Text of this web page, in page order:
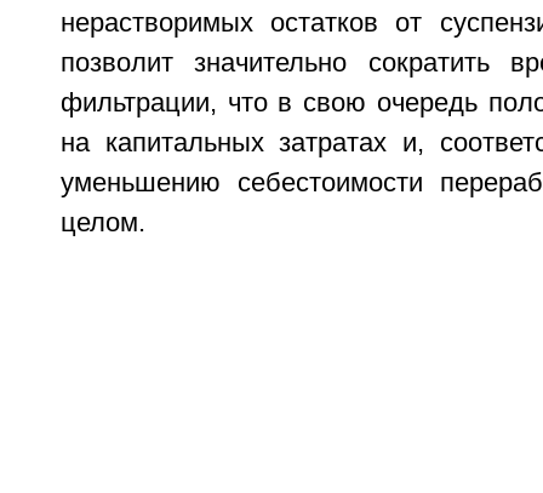
нерастворимых остатков от
позволит значительно сократить
фильтрации, что в свою очередь
на капитальных затратах и,
уменьшению себестоимости
целом.